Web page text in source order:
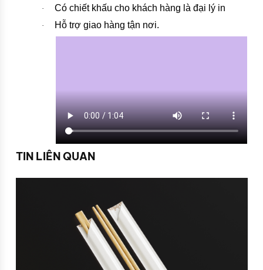
· Có chiết khấu cho khách hàng là đại lý in
· Hỗ trợ giao hàng tận nơi.
TIN LIÊN QUAN